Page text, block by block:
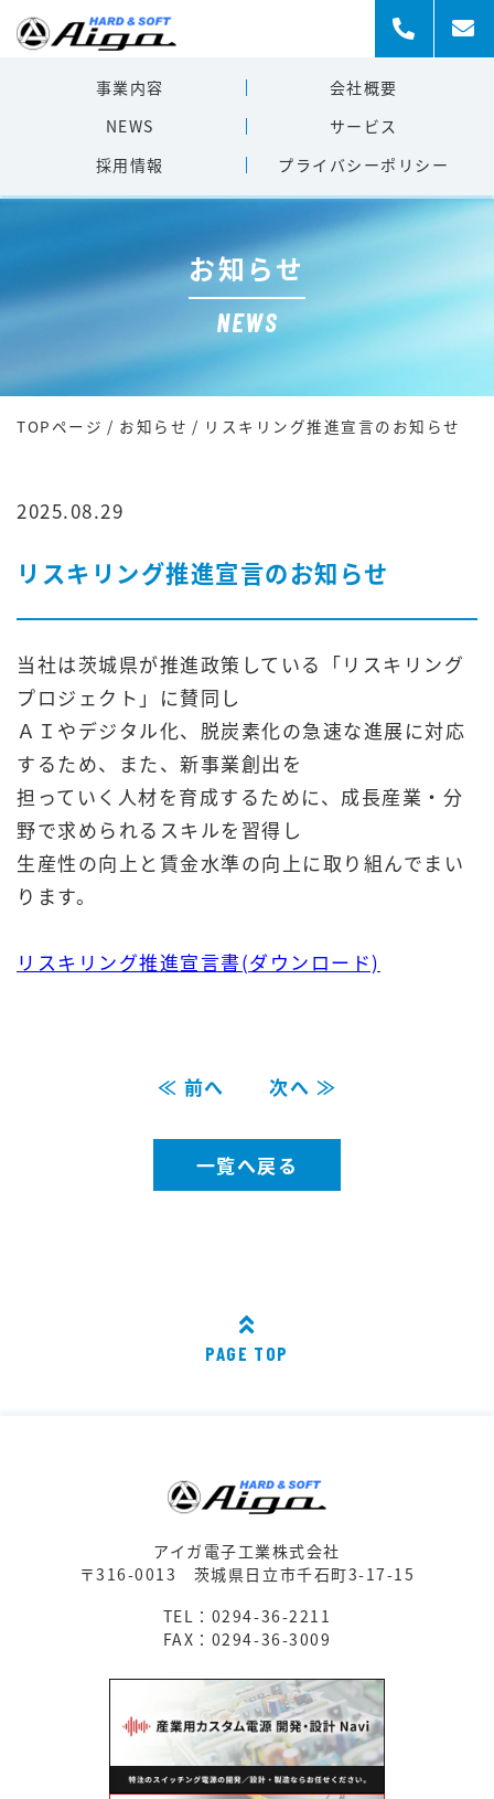
事業内容
会社概要
NEWS
サービス
採用情報
プライバシーポリシー
お知らせ
NEWS
TOPページ / お知らせ / リスキリング推進宣言のお知らせ
2025.08.29
リスキリング推進宣言のお知らせ
当社は茨城県が推進政策している「リスキリング
プロジェクト」に賛同し
ＡＩやデジタル化、脱炭素化の急速な進展に対応
するため、また、新事業創出を
担っていく人材を育成するために、成長産業・分
野で求められるスキルを習得し
生産性の向上と賃金水準の向上に取り組んでまい
ります。
リスキリング推進宣言書(ダウンロード)
≪ 前へ 次へ ≫
一覧へ戻る
PAGE TOP
アイガ電子工業株式会社
〒316-0013 茨城県日立市千石町3-17-15
TEL：0294-36-2211
FAX：0294-36-3009